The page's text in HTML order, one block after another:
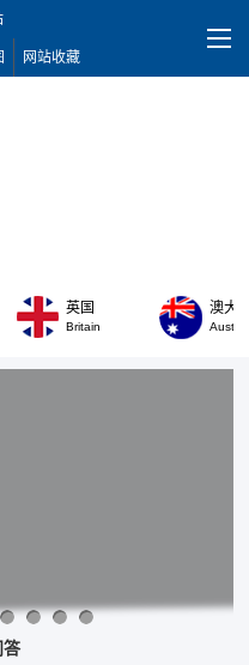
网站收藏
英国
Britain
澳大
答